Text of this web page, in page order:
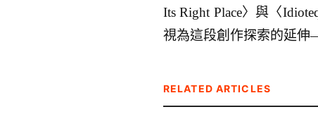
Its Right Place〉與〈
視為這段創作探索的延
RELATED ARTICLES